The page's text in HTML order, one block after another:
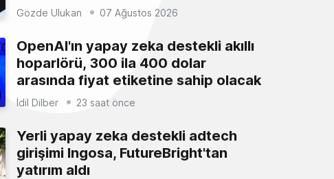
Gözde Ulukan 07 Ağustos 2026
OpenAI'ın yapay zeka destekli akıllı
hoparlörü, 300 ila 400 dolar
arasında fiyat etiketine sahip olacak
İdil Dilber 23 saat önce
Yerli yapay zeka destekli adtech
girişimi Ingosa, FutureBright'tan
yatırım aldı